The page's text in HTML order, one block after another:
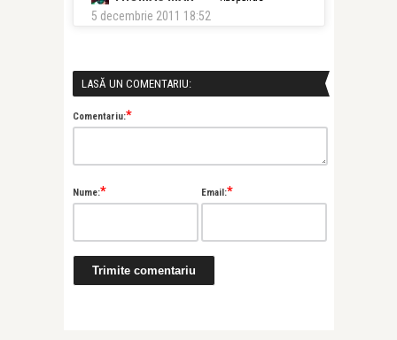
5 decembrie 2011 18:52
LASĂ UN COMENTARIU:
Comentariu:*
Nume:* Email:*